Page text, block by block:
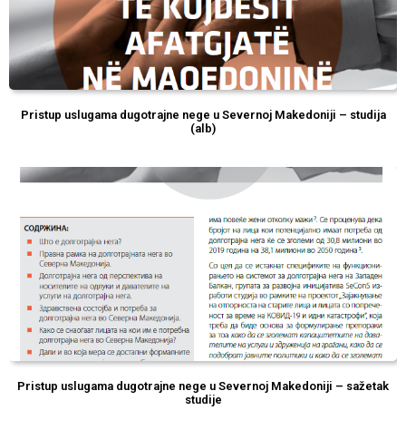
Pristup uslugama dugotrajne nege u Severnoj Makedoniji – studija
(alb)
Pristup uslugama dugotrajne nege u Severnoj Makedoniji – sažetak
studije